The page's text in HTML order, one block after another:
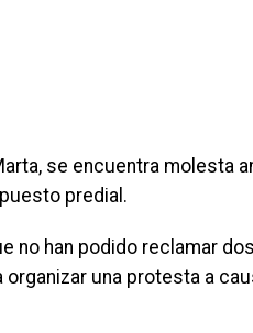
se encuentra molesta
predial.
no han podido reclamar
una protesta a